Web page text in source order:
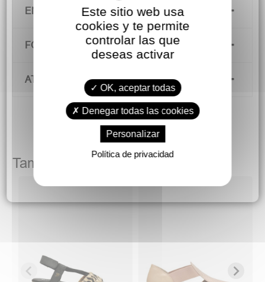
ENVÍOS Y DEVOLUCIONES
FORMAS DE PAGO
ATENCIÓN AL CLIENTE
También podría gustarte
Este sitio web usa
cookies y te permite
controlar las que
deseas activar
OK, aceptar todas
Denegar todas las cookies
Personalizar
Política de privacidad